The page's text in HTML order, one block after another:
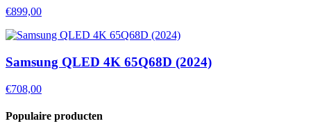
€899,00
Samsung QLED 4K 65Q68D (2024)
€708,00
Populaire producten